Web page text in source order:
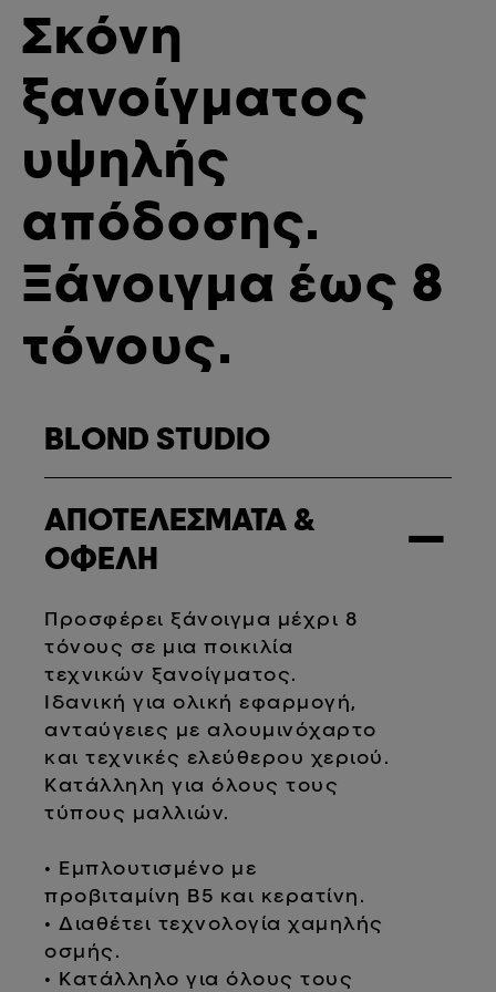
Σκόνη
ξανοίγματος
υψηλής
απόδοσης.
Ξάνοιγμα έως 8
τόνους.
BLOND STUDIO
ΑΠΟΤΕΛΕΣΜΑΤΑ &
ΟΦΕΛΗ
−
Προσφέρει ξάνοιγμα μέχρι 8
τόνους σε μια ποικιλία
τεχνικών ξανοίγματος.
Ιδανική για ολική εφαρμογή,
ανταύγειες με αλουμινόχαρτο
και τεχνικές ελεύθερου χεριού.
Κατάλληλη για όλους τους
τύπους μαλλιών.
• Εμπλουτισμένο με
προβιταμίνη B5 και κερατίνη.
• Διαθέτει τεχνολογία χαμηλής
οσμής.
• Κατάλληλο για όλους τους